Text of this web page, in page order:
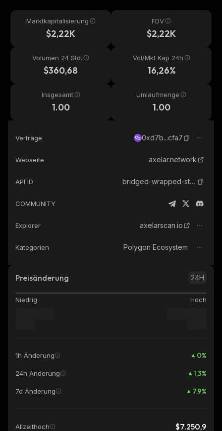
Marktkapitalisierung
$2,22K
FDV
$2,22K
Volumen 24 Std.
$360,68
Vol/Mkt Kap 24h
16,26%
Insgesamt
1.00
Umlaufmenge
1.00
Verträge 0xd7b...cfa7
Webseite axelar.network
API ID bridged-wrapped-steth-axelar
COMMUNITY
Explorer axelarscan.io
Kategorien Polygon Ecosystem
Preisänderung 24H
Niedrig Hoch
1h Änderung 0%
24h Änderung 1,3%
7d Änderung 7,9%
Allzeithoch $7.250,9